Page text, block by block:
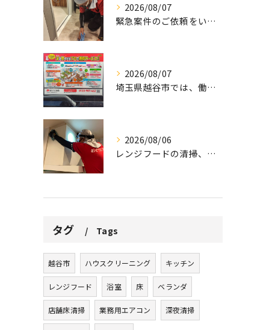
2026/08/07
緊急案件のご依頼をいただきました。
2026/08/07
埼玉県越谷市では、働きながら子育てをする家庭が増える中、ハウ...
2026/08/06
レンジフードの清掃、忘れていませんか？
タグ Tags
越谷市 ハウスクリーニング キッチン
レンジフード 浴室 床 ベランダ
店舗床清掃 業務用エアコン 深夜清掃